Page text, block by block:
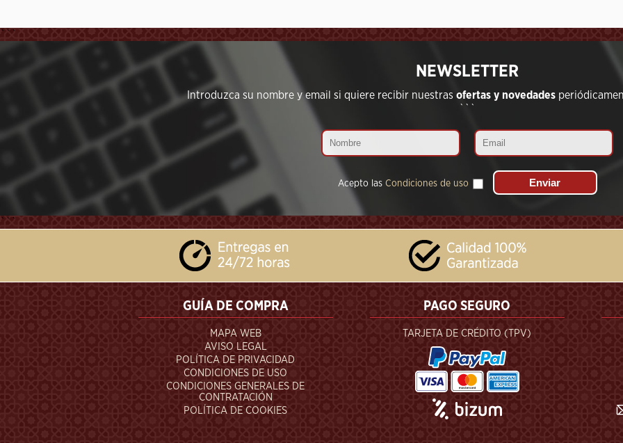
```
NEWSLETTER
Introduzca su nombre y email si quiere recibir nuestras ofertas y novedades
```
Acepto las Condiciones de uso
```
GUÍA DE COMPRA
MAPA WEB
AVISO LEGAL
POLÍTICA DE PRIVACIDAD
CONDICIONES DE USO
CONDICIONES GENERALES DE
CONTRATACIÓN
POLÍTICA DE COOKIES
PAGO SEGURO
TARJETA DE CRÉDITO (TPV)